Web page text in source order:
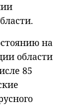
на
области
85